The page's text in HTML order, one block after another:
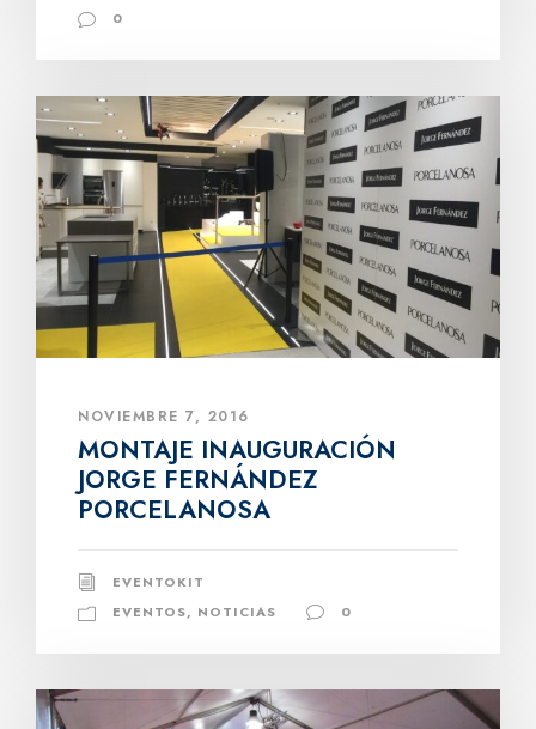
0
NOVIEMBRE 7, 2016
MONTAJE INAUGURACIÓN
JORGE FERNÁNDEZ
PORCELANOSA
EVENTOKIT
EVENTOS, NOTICIAS 0